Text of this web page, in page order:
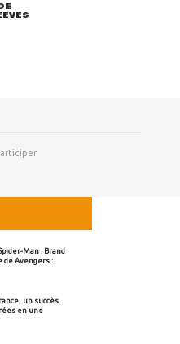
Man : Brand
Avengers :
un succès
en une